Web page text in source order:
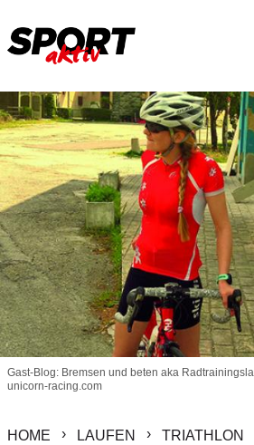
Gast-Blog: Bremsen und beten aka
unicorn-racing.com
HOME LAUFEN TRIATHLON